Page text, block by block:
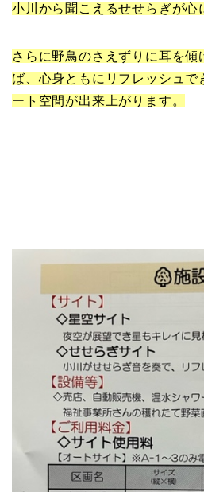
小川から聞こえるせせらぎが心
さらに野鳥のさえずりに耳を傾
ば、心身ともにリフレッシュで
ート空間が出来上がります。